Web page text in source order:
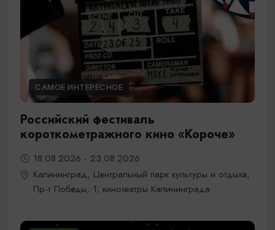
САМОЕ ИНТЕРЕСНОЕ
Российский фестиваль
короткометражного кино «Короче»
18.08.2026 - 23.08.2026
Калининград, Центральный парк культуры и отдыха,
Пр-т Победы, 1; кинотеатры Калининграда